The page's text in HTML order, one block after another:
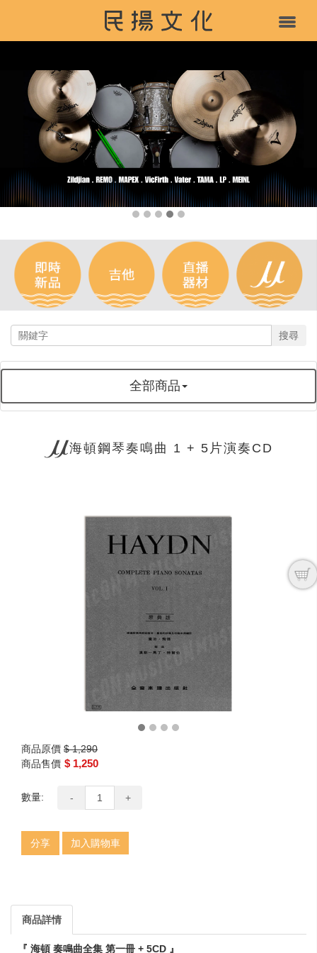
搜尋
全部商品
海頓鋼琴奏鳴曲 1 + 5片演奏CD
商品原價 $ 1,290
商品售價 $ 1,250
數量: - +
分享 加入購物車
商品詳情
『 海頓 奏鳴曲全集 第一冊 + 5CD 』